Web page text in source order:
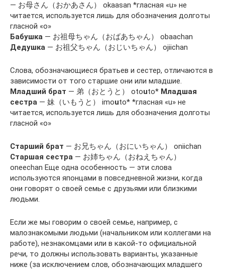
— お母さん（おかあさん） okaasan *гласная «u» не
читается, используется лишь для обозначения долготы
гласной «о»
Бабушка — お祖母ちゃん（おばあちゃん） obaachan
Дедушка — お祖父ちゃん（おじいちゃん） ojiichan
Слова, обозначающиеся братьев и сестер, отличаются в
зависимости от того старшие они или младшие.
Младший брат — 弟（おとうと） otouto* Младшая
сестра — 妹（いもうと） imouto* *гласная «u» не
читается, используется лишь для обозначения долготы
гласной «о»
Старший брат — お兄ちゃん（おにいちゃん） oniichan
Старшая сестра — お姉ちゃん（おねえちゃん）
oneechan Еще одна особенность — эти слова
используются японцами в повседневной жизни, когда
они говорят о своей семье с друзьями или близкими
людьми.
Если же мы говорим о своей семье, например, с
малознакомыми людьми (начальником или коллегами на
работе), незнакомцами или в какой-то официальной
речи, то должны использовать варианты, указанные
ниже (за исключением слов, обозначающих младшего